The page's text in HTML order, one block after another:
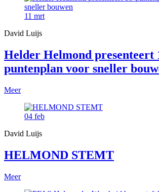
11 mrt
David Luijs
Helder Helmond presenteert
puntenplan voor sneller
Meer
04 feb
David Luijs
HELMOND STEMT
Meer